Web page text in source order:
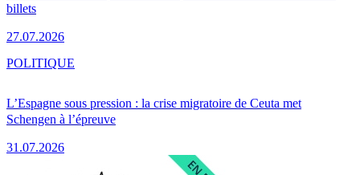
billets
27.07.2026
L’Espagne sous pression : la crise migratoire de Ceuta met
Schengen à l’épreuve
31.07.2026
POLITIQUE